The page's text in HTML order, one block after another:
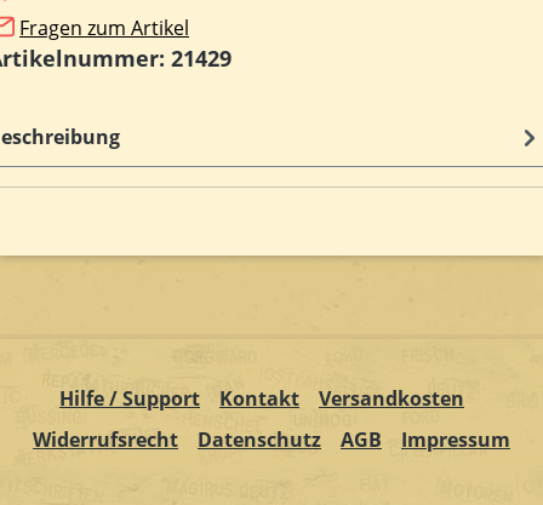
Fragen zum Artikel
21429
Hilfe / Support Kontakt
Versandkosten
Widerrufsrecht
Datenschutz AGB Impressum